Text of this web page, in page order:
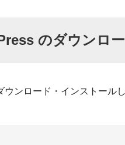
のダウンロ
ウンロード・インストール